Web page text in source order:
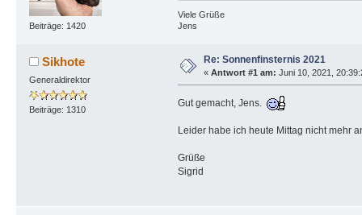
Beiträge: 1420
Viele Grüße
Jens
Sikhote
Generaldirektor
Beiträge: 1310
Re: Sonnenfinsternis 2021
« Antwort #1 am: Juni 10, 2021,
Gut gemacht, Jens.
Leider habe ich heute Mittag nicht mehr
Grüße
Sigrid